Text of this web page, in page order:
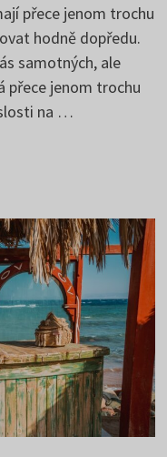
přece jenom trochu
hodně dopředu.
samotných, ale
přece jenom trochu
na …